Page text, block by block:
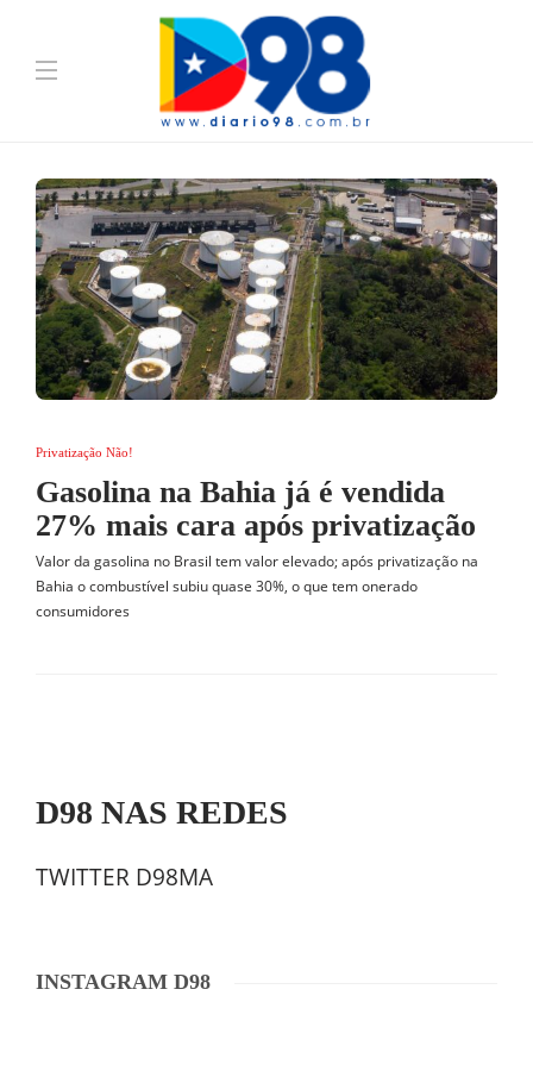
Privatização Não!
Gasolina na Bahia já é vendida
27% mais cara após privatização
Valor da gasolina no Brasil tem valor elevado; após privatização na
Bahia o combustível subiu quase 30%, o que tem onerado
consumidores
D98 NAS REDES
TWITTER D98MA
INSTAGRAM D98